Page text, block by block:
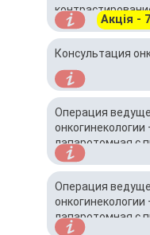
Акція -
Консультация
Операция
лапаротомная с
сложности (без
Операция
лапаротомная с
сложности (без